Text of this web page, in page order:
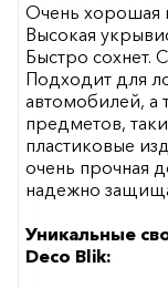
Очень хорошая
Высокая
Быстро сохнет.
Подходит для
автомобилей, а
предметов,
пластиковые
очень прочная
надежно
Уникальные
Deco Blik: